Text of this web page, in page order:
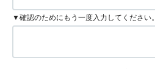
▼確認のためにもう一度入力してください。